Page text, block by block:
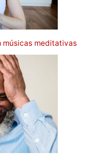
músicas meditativas